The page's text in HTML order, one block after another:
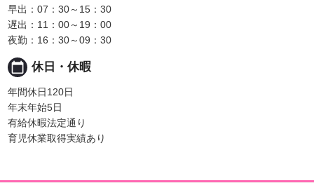
早出：07：30～15：30
遅出：11：00～19：00
夜勤：16：30～09：30
calendar_today 休日・休暇
年間休日120日
年末年始5日
有給休暇法定通り
育児休業取得実績あり